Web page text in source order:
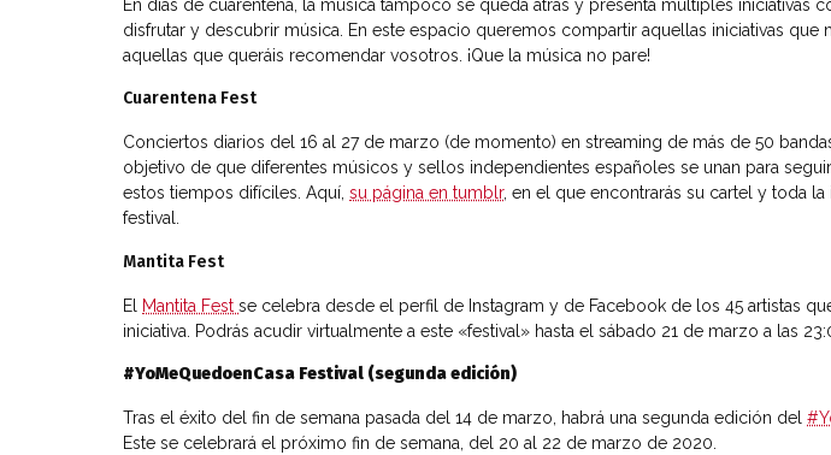
En días de cuarentena, la música tampoco se queda atrás y presenta múltiples iniciativas
disfrutar y descubrir música. En este espacio queremos compartir aquellas iniciativas que
aquellas que queráis recomendar vosotros. ¡Que la música no pare!
Cuarentena Fest
Conciertos diarios del 16 al 27 de marzo (de momento) en streaming de más de 50
objetivo de que diferentes músicos y sellos independientes españoles se unan para
estos tiempos difíciles. Aquí, su página en tumblr, en el que encontrarás su cartel y toda
festival.
Mantita Fest
El Mantita Fest se celebra desde el perfil de Instagram y de Facebook de los 45 artistas
iniciativa. Podrás acudir virtualmente a este «festival» hasta el sábado 21 de marzo a las
#YoMeQuedoenCasa Festival (segunda edición)
Tras el éxito del fin de semana pasada del 14 de marzo, habrá una segunda edición del
Este se celebrará el próximo fin de semana, del 20 al 22 de marzo de 2020.